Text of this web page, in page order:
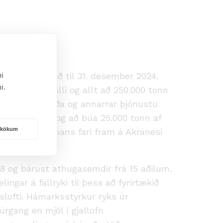
starfsleyfið til 31. desember 2024.
sementsgjalli og allt að 250.000 tonn
verkstæða og annarrar þjónustu
koladufti og að búa 25.000 tonn af
forvinnslu hans fari fram á Akranesi
bárust athugasemdir frá 15 aðilum.
á fallryki til þess að fyrirtækið
Hámarksstyrkur ryks úr
en mjöl í gjallofn